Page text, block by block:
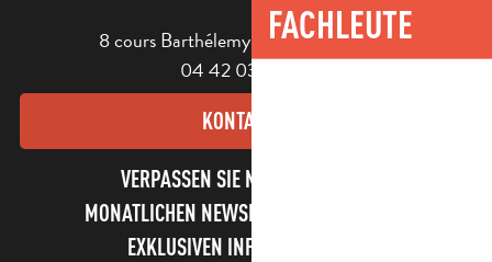
FACHLEUTE
8 cours Barthélemy - 13400 Aubagne
04 42 03 49 98
KONTAKT
VERPASSEN SIE NICHT UNSEREN
MONATLICHEN NEWSLETTER UND UNSERE
EXKLUSIVEN INFORMATIONEN!